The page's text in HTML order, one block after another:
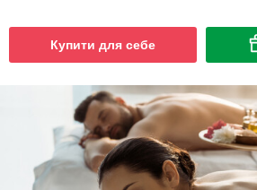
Купити для себе